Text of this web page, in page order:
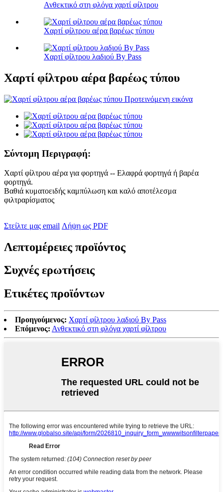
Ανθεκτικό στη φλόγα χαρτί φίλτρου
Χαρτί φίλτρου αέρα βαρέως τύπου
Χαρτί φίλτρου λαδιού By Pass
Χαρτί φίλτρου αέρα βαρέως τύπου
Σύντομη Περιγραφή:
Χαρτί φίλτρου αέρα για φορτηγά -- Ελαφρά φορτηγά ή βαρέα
φορτηγά.
Βαθιά κυματοειδής καμπύλωση και καλό αποτέλεσμα
φιλτραρίσματος
Στείλτε μας email Λήψη ως PDF
Λεπτομέρειες προϊόντος
Συχνές ερωτήσεις
Ετικέτες προϊόντων
Προηγούμενος: Χαρτί φίλτρου λαδιού By Pass
Επόμενος: Ανθεκτικό στη φλόγα χαρτί φίλτρου